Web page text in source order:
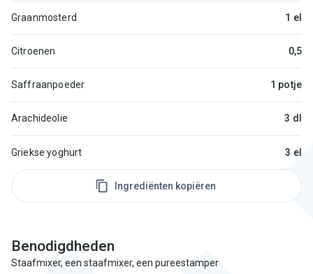
Graanmosterd 1 el
Citroenen 0,5
Saffraanpoeder 1 potje
Arachideolie 3 dl
Griekse yoghurt 3 el
Ingrediënten kopiëren
Benodigdheden
Staafmixer, een staafmixer, een pureestamper